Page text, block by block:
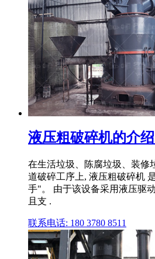
液压粗破碎机的介
在生活垃圾、陈腐垃圾、装修
道破碎工序上, 液压粗破碎机
手"。 由于该设备采用液压驱
且支 .
联系电话: 180 3780 8511